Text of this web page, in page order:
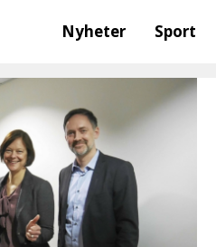
Nyheter Sport